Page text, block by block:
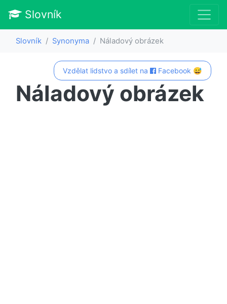
Slovník
Slovník Synonyma Náladový obrázek
Vzdělat lidstvo a sdílet na Facebook 😅
Náladový obrázek